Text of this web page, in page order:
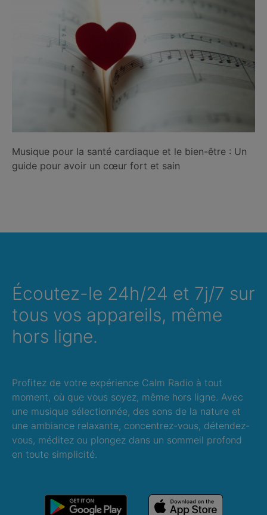
Musique pour la santé cardiaque et le bien-être : Un
guide pour avoir un cœur fort et sain
Écoutez-le 24h/24 et 7j/7 sur
tous vos appareils, même
hors ligne.
Profitez de votre expérience Calm Radio à tout
moment, où que vous soyez, même hors ligne. Avec
une musique sélectionnée, des sons de la nature et
une ambiance relaxante, concentrez-vous, détendez-
vous, méditez ou plongez dans un sommeil profond
en toute simplicité.